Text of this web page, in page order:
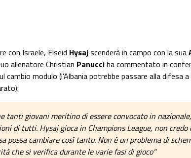
con Israele, Elseid Hysajscenderà in campo con la sua
allenatore Christian Panucciha commentato in
cambio modulo (l'Albania potrebbe passare alla difesa
tanti giovani meritino di essere convocato in
di tutti. Hysaj gioca in Champions League, non credo
possa cambiare così tanto. Non è un problema di
che si verifica durante le varie fasi di gioco"